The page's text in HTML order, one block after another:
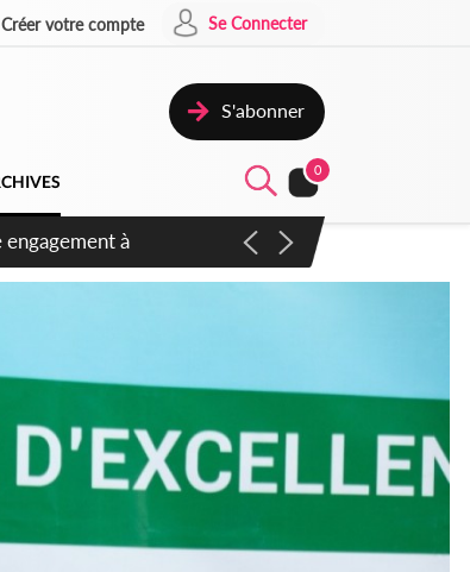
Créer votre compte Se Connecter
S'abonner
0
un exclu